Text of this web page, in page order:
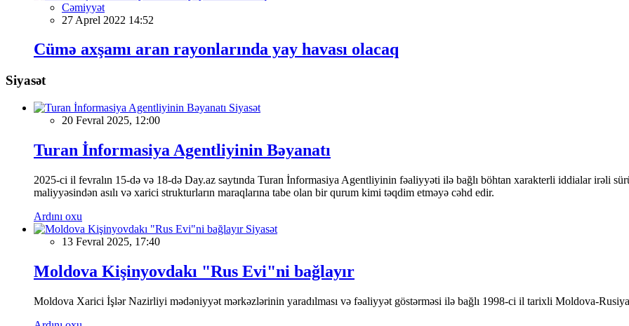
Cəmiyyət
27 Aprel 2022 14:52
Cümə axşamı aran rayonlarında yay havası olacaq
Siyasət
Siyasət
20 Fevral 2025, 12:00
Turan İnformasiya Agentliyinin Bəyanatı
2025-ci il fevralın 15-də və 18-də Day.az saytında Turan İnformasiya Agentliyinin fəaliyyəti ilə bağlı böhtan xarakterli iddialar irəli
maliyyəsindən asılı və xarici strukturların maraqlarına tabe olan bir qurum kimi təqdim etməyə cəhd edir.
Ardını oxu
Siyasət
13 Fevral 2025, 17:40
Moldova Kişinyovdakı "Rus Evi"ni bağlayır
Moldova Xarici İşlər Nazirliyi mədəniyyət mərkəzlərinin yaradılması və fəaliyyət göstərməsi ilə bağlı 1998-ci il tarixli Moldova-